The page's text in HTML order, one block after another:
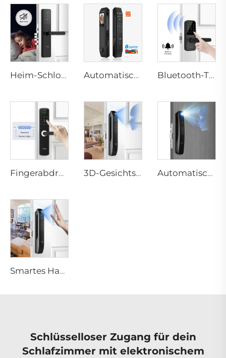
Heim-Schloss mit biometrischem Fingerabdruck-Türgriff Tuya T15 Automatisches Smart-Fingerabdruck-Türschloss mit Gesichtsscanning D7pro Bluetooth-Türgriff mit WLAN-Digital-Fingerabdruck-Passwort Tenon K8
Fingerabdruck-Digital-Smart-Lock mit Hebelrand-Pin-Karten-Zapfen E3 3D-Gesichtserkennung mit Fingerabdruck-Wohntürschlössern Tenon A6 Pro Automatisches ID-Gesichts-Fingerabdruck-Smart-Lock mit Tuya-WLAN-Kamera Tenon A9 Pro
Smartes Hausschloss mit Passwort, Fingerabdruck, biometrischer Funktion Tenon A6 Pro
Schlüsselloser Zugang für dein
Schlafzimmer mit elektronischem